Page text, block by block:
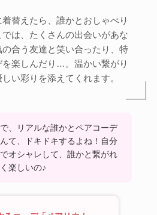
替えたら、誰かとおしゃべり
は、たくさんの出会いがあな
合う友達と笑い合ったり、特
楽しんだり…。温かい繋がり
い彩りを添えてくれます。
、リアルな誰かとペアコーデ
て、ドキドキするよね！自分
オシャレして、誰かと繋がれ
楽しいの♪